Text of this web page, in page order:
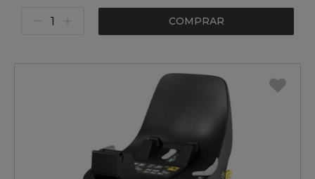
COMPRAR